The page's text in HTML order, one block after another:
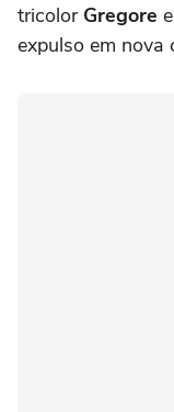
tricolor Gregore
expulso em nova